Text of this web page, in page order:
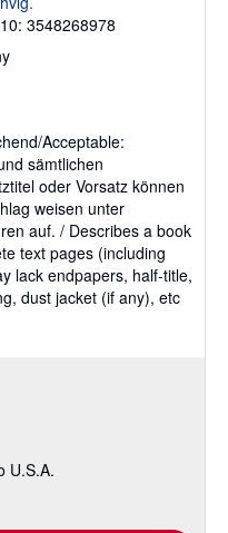
U.S.A.
3548268978
Acceptable:
sämtlichen
oder Vorsatz können
weisen unter
auf. / Describes a book
text pages (including
lack endpapers, half-title,
dust jacket (if any), etc